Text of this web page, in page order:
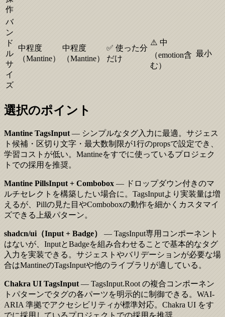
作
バ
ン
ド
ル
サ
イ
ズ
中程度
（Mantine）
中程度
（Mantine）
✅ 使った分
だけ
⚠️ 中
（emotion含
む）
最小
選択のポイント
Mantine TagsInput — シンプルなタグ入力に最適。サジェス
ト候補・区切り文字・最大数制限が1行のpropsで設定でき、
学習コストが低い。Mantineをすでに使っているプロジェク
トでの採用を推奨。
Mantine PillsInput + Combobox — ドロップダウン付きのマ
ルチセレクトを構築したい場合に。TagsInputより実装量は増
えるが、Pillの見た目やComboboxの動作を細かくカスタマイ
ズできる上級パターン。
shadcn/ui（Input + Badge）
— TagsInput専用コンポーネント
はないが、InputとBadgeを組み合わせることで基本的なタグ
入力を実装できる。サジェストやバリデーションが必要な場
合はMantineのTagsInputや他のライブラリが適している。
Chakra UI TagsInput — TagsInput.Root の複合コンポーネン
トパターンでタグの各パーツを明示的に制御できる。WAI-
ARIA 準拠でアクセシビリティが標準対応。Chakra UI をす
でに採用しているプロジェクトでの採用を推奨。